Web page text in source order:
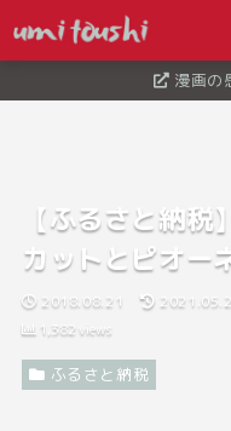
漫画の
【ふるさと納
カットとピオー
2018.08.21
1,382 views
ふるさと納税